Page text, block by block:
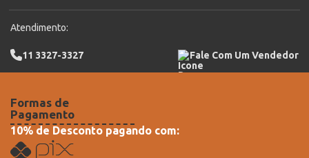
Atendimento:
11 3327-3327 Fale Com Um Vendedor
Formas de
Pagamento
10% de Desconto pagando com: